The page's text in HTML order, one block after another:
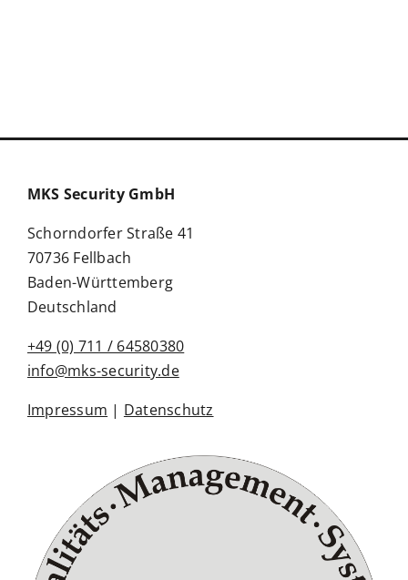
MKS Security GmbH
Schorndorfer Straße 41
70736 Fellbach
Baden-Württemberg
Deutschland
+49 (0) 711 / 64580380
info@mks-security.de
Impressum | Datenschutz